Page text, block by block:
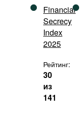
Financial
Secrecy
Index
2025
Рейтинг:
30
из
141